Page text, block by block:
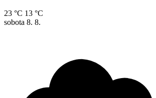
23 °C 13 °C
sobota 8. 8.